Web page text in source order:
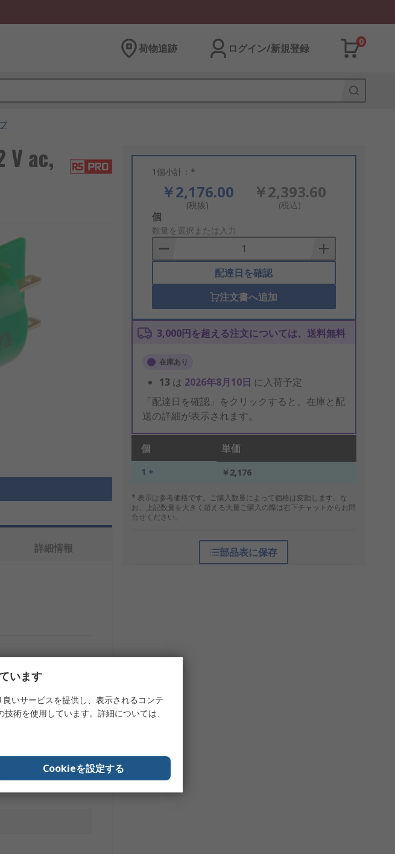
荷物追跡 ログイン/新規登録
0
ac, 1個小計：*
￥2,176.00
(税抜)
￥2,393.60
(税込)
Add
to
Basket
個
数量を選択または入力
配達日を確認
注文書へ追加
3,000円を超える注文については、送料無料
在庫あり
13 は 2026年8月10日 に入荷予定
「配達日を確認」をクリックすると、在庫と配
送の詳細が表示されます。
個 単価
1 + ￥2,176
* 表示は参考価格です。ご購入数量によって価格は変動します。な
お、上記数量を大きく超える大量ご購入の際は右下チャットからお問
合せください。
部品表に保存
詳細情報
タ
います
いサービスを提供し、表示されるコンテ
術を使用しています。詳細については、
Cookieを設定する